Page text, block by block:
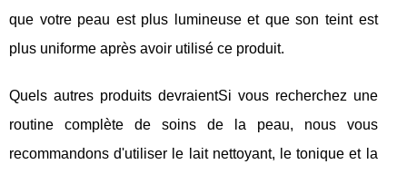
que votre peau est plus lumineuse et que son teint est
plus uniforme après avoir utilisé ce produit.
Quels autres produits devraientSi vous recherchez une
routine complète de soins de la peau, nous vous
recommandons d'utiliser le lait nettoyant, le tonique et la